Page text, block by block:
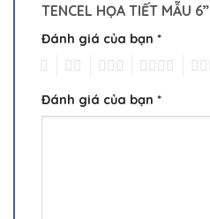
TENCEL HỌA TIẾT MẪU 6”
Đánh giá của bạn *
Đánh giá của bạn *